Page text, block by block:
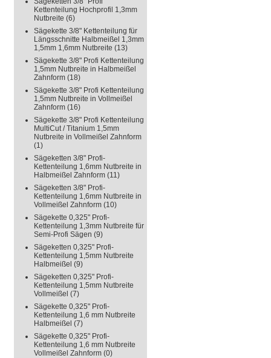
Kettenteilung Hochprofil 1,3mm
Nutbreite (6)
Sägekette 3/8" Kettenteilung für
Längsschnitte Halbmeißel 1,3mm
1,5mm 1,6mm Nutbreite (13)
Sägekette 3/8" Profi Kettenteilung
1,5mm Nutbreite in Halbmeißel
Zahnform (18)
Sägekette 3/8" Profi Kettenteilung
1,5mm Nutbreite in Vollmeißel
Zahnform (16)
Sägekette 3/8" Profi Kettenteilung
MultiCut / Titanium 1,5mm
Nutbreite in Vollmeißel Zahnform
(1)
Sägeketten 3/8" Profi-
Kettenteilung 1,6mm Nutbreite in
Halbmeißel Zahnform (11)
Sägeketten 3/8" Profi-
Kettenteilung 1,6mm Nutbreite in
Vollmeißel Zahnform (10)
Sägekette 0,325" Profi-
Kettenteilung 1,3mm Nutbreite für
Semi-Profi Sägen (9)
Sägeketten 0,325" Profi-
Kettenteilung 1,5mm Nutbreite
Halbmeißel (9)
Sägeketten 0,325" Profi-
Kettenteilung 1,5mm Nutbreite
Vollmeißel (7)
Sägekette 0,325" Profi-
Kettenteilung 1,6 mm Nutbreite
Halbmeißel (7)
Sägekette 0,325" Profi-
Kettenteilung 1,6 mm Nutbreite
Vollmeißel Zahnform (0)